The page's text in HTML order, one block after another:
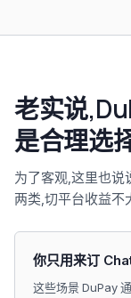
老实说
是合理选
为了客观,这里也说
两类,切平台收益不
你只用来订
这些场景 DuPay